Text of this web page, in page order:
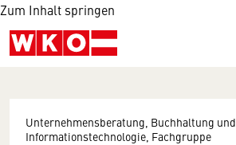
Zum Inhalt springen
Unternehmensberatung, Buchhaltung und
Informationstechnologie, Fachgruppe